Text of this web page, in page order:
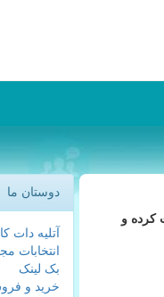
کرده و
دوستان ما
آتلیه دات
انتخابات
بک لینک
خرید و